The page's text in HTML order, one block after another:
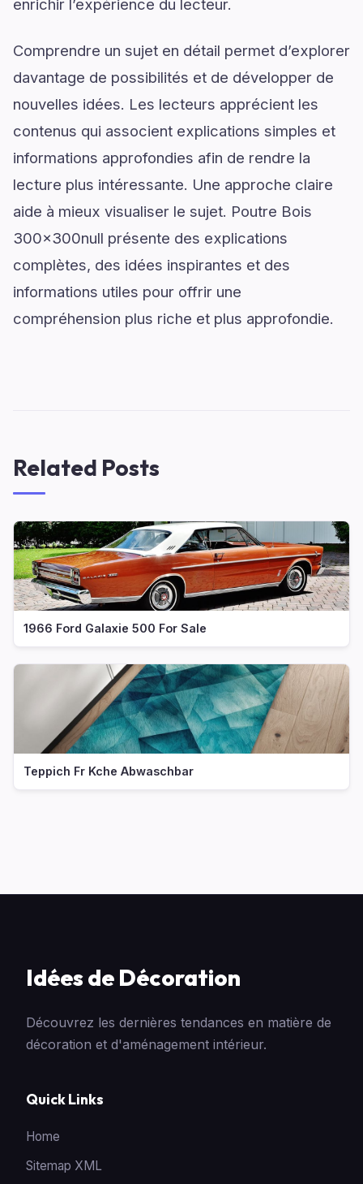
enrichir l’expérience du lecteur.
Comprendre un sujet en détail permet d’explorer
davantage de possibilités et de développer de
nouvelles idées. Les lecteurs apprécient les
contenus qui associent explications simples et
informations approfondies afin de rendre la
lecture plus intéressante. Une approche claire
aide à mieux visualiser le sujet. Poutre Bois
300x300null présente des explications
complètes, des idées inspirantes et des
informations utiles pour offrir une
compréhension plus riche et plus approfondie.
Related Posts
1966 Ford Galaxie 500 For Sale
Teppich Fr Kche Abwaschbar
Idées de Décoration
Découvrez les dernières tendances en matière de
décoration et d'aménagement intérieur.
Quick Links
Home
Sitemap XML